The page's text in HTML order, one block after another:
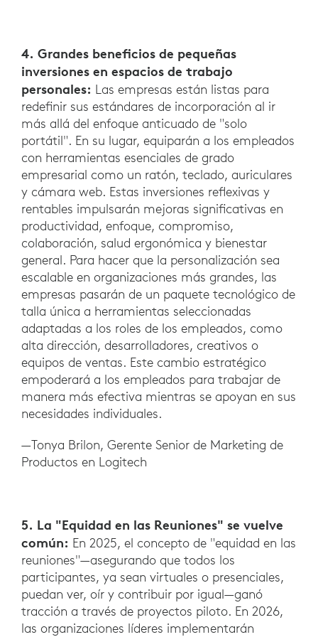
4. Grandes beneficios de pequeñas
inversiones en espacios de trabajo
personales: Las empresas están listas para
redefinir sus estándares de incorporación al ir
más allá del enfoque anticuado de "solo
portátil". En su lugar, equiparán a los empleados
con herramientas esenciales de grado
empresarial como un ratón, teclado, auriculares
y cámara web. Estas inversiones reflexivas y
rentables impulsarán mejoras significativas en
productividad, enfoque, compromiso,
colaboración, salud ergonómica y bienestar
general. Para hacer que la personalización sea
escalable en organizaciones más grandes, las
empresas pasarán de un paquete tecnológico de
talla única a herramientas seleccionadas
adaptadas a los roles de los empleados, como
alta dirección, desarrolladores, creativos o
equipos de ventas. Este cambio estratégico
empoderará a los empleados para trabajar de
manera más efectiva mientras se apoyan en sus
necesidades individuales.
—Tonya Brilon, Gerente Senior de Marketing de
Productos en Logitech
5. La "Equidad en las Reuniones" se vuelve
común: En 2025, el concepto de "equidad en las
reuniones"—asegurando que todos los
participantes, ya sean virtuales o presenciales,
puedan ver, oír y contribuir por igual—ganó
tracción a través de proyectos piloto. En 2026,
las organizaciones líderes implementarán